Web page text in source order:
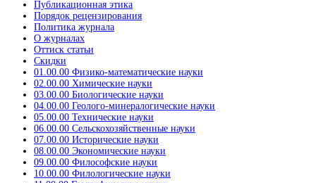
Публикационная этика
Порядок рецензирования
Политика журнала
О журналах
Оттиск статьи
Скидки
01.00.00 Физико-математические науки
02.00.00 Химические науки
03.00.00 Биологические науки
04.00.00 Геолого-минералогические науки
05.00.00 Технические науки
06.00.00 Сельскохозяйственные науки
07.00.00 Исторические науки
08.00.00 Экономические науки
09.00.00 Философские науки
10.00.00 Филологические науки